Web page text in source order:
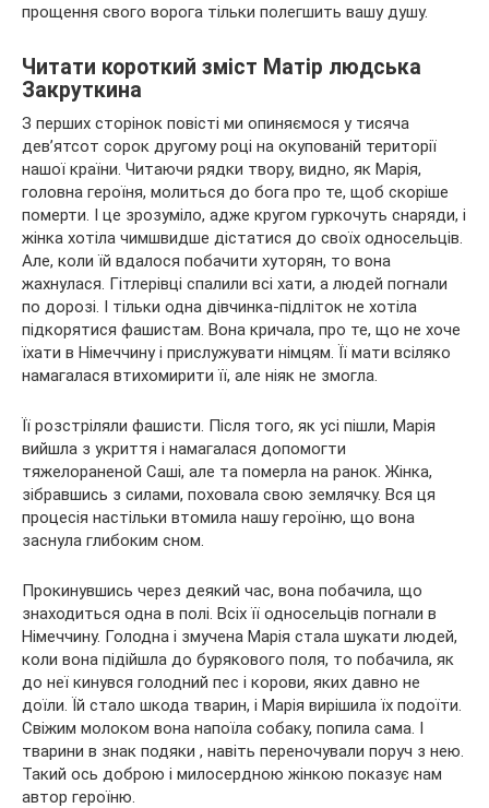
прощення свого ворога тільки полегшить вашу душу.
Читати короткий зміст Матір людська
Закруткина
З перших сторінок повісті ми опиняємося у тисяча
дев’ятсот сорок другому році на окупованій території
нашої країни. Читаючи рядки твору, видно, як Марія,
головна героїня, молиться до бога про те, щоб скоріше
померти. І це зрозуміло, адже кругом гуркочуть снаряди, і
жінка хотіла чимшвидше дістатися до своїх односельців.
Але, коли їй вдалося побачити хуторян, то вона
жахнулася. Гітлерівці спалили всі хати, а людей погнали
по дорозі. І тільки одна дівчинка-підліток не хотіла
підкорятися фашистам. Вона кричала, про те, що не хоче
їхати в Німеччину і прислужувати німцям. Її мати всіляко
намагалася втихомирити її, але ніяк не змогла.
Її розстріляли фашисти. Після того, як усі пішли, Марія
вийшла з укриття і намагалася допомогти
тяжелораненой Саші, але та померла на ранок. Жінка,
зібравшись з силами, поховала свою землячку. Вся ця
процесія настільки втомила нашу героїню, що вона
заснула глибоким сном.
Прокинувшись через деякий час, вона побачила, що
знаходиться одна в полі. Всіх її односельців погнали в
Німеччину. Голодна і змучена Марія стала шукати людей,
коли вона підійшла до бурякового поля, то побачила, як
до неї кинувся голодний пес і корови, яких давно не
доїли. Їй стало шкода тварин, і Марія вирішила їх подоїти.
Свіжим молоком вона напоїла собаку, попила сама. І
тварини в знак подяки , навіть переночували поруч з нею.
Такий ось доброю і милосердною жінкою показує нам
автор героїню.